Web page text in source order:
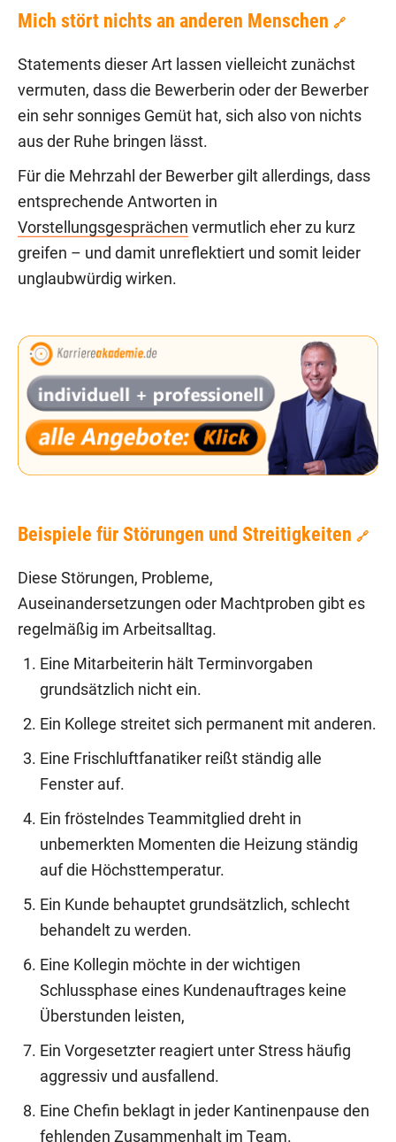
Mich stört nichts an anderen Menschen 🔗
Statements dieser Art lassen vielleicht zunächst
vermuten, dass die Bewerberin oder der Bewerber
ein sehr sonniges Gemüt hat, sich also von nichts
aus der Ruhe bringen lässt.
Für die Mehrzahl der Bewerber gilt allerdings, dass
entsprechende Antworten in
Vorstellungsgesprächen vermutlich eher zu kurz
greifen – und damit unreflektiert und somit leider
unglaubwürdig wirken.
Beispiele für Störungen und Streitigkeiten 🔗
Diese Störungen, Probleme,
Auseinandersetzungen oder Machtproben gibt es
regelmäßig im Arbeitsalltag.
Eine Mitarbeiterin hält Terminvorgaben
grundsätzlich nicht ein.
Ein Kollege streitet sich permanent mit anderen.
Eine Frischluftfanatiker reißt ständig alle
Fenster auf.
Ein fröstelndes Teammitglied dreht in
unbemerkten Momenten die Heizung ständig
auf die Höchsttemperatur.
Ein Kunde behauptet grundsätzlich, schlecht
behandelt zu werden.
Eine Kollegin möchte in der wichtigen
Schlussphase eines Kundenauftrages keine
Überstunden leisten,
Ein Vorgesetzter reagiert unter Stress häufig
aggressiv und ausfallend.
Eine Chefin beklagt in jeder Kantinenpause den
fehlenden Zusammenhalt im Team.